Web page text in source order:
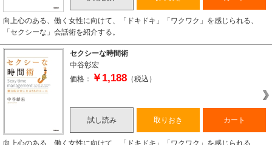
向上心のある、働く女性に向けて、「ドキドキ」「ワクワク」を感じられる、
「セクシーな」会話術を紹介する。
セクシーな時間術
中谷彰宏
価格：
￥1,188 （税込）
試し読み 取りおき カート